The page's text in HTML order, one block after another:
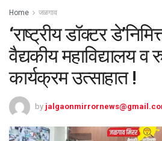
Home जळगाव
‘राष्ट्रीय डॉक्टर
वैद्यकीय महाविद्यालय व
कार्यक्रम उत्साहात !
by